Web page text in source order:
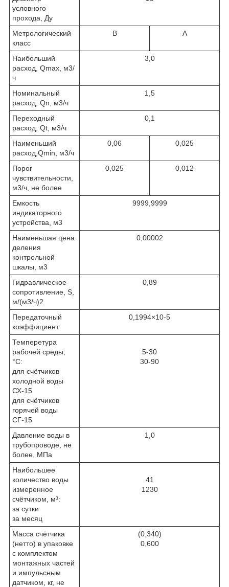
условного
прохода, Ду
Метрологический
класс
В А
Наибольший
расход, Qmax, м3/
ч
3,0
Номинальный
расход, Qn, м3/ч
1,5
Переходный
расход, Qt, м3/ч
0,1
Наименьший
расход,Qmin, м3/ч
0,06 0,025
Порог
чувствительности,
м3/ч, не более
0,025 0,012
Емкость
индикаторного
устройства, м3
9999,9999
Наименьшая цена
деления
контрольной
шкалы, м3
0,00002
Гидравлическое
сопротивление, S,
м/(м3/ч)2
0,89
Передаточный
коэффициент
0,1994×10-5
Темперетура
рабочей среды,
°C:
для счётчиков
холодной воды
СХ-15
для счётчиков
горячей воды
СГ-15
5-30
30-90
Давление воды в
трубопроводе, не
более, МПа
1,0
Наибольшее
количество воды
измеренное
счётчиком, м³:
за сутки
за месяц
41
1230
Масса счётчика
(нетто) в упаковке
с комплектом
монтажных частей
и импульсным
датчиком, кг, не
(0,340)
0,600